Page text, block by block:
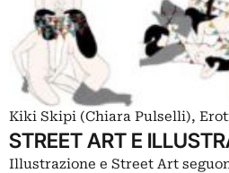
Kiki Skipi (Chiara Pulselli),
STREET ART E
Illustrazione e Street Art